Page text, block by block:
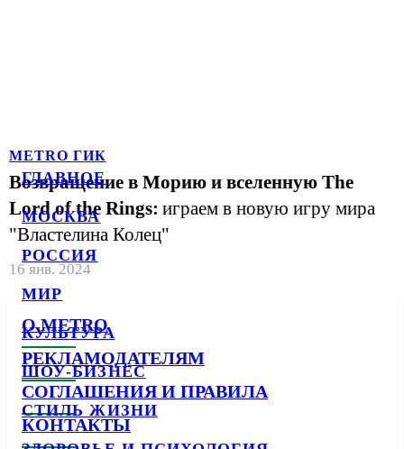
ГЛАВНОЕ
МОСКВА
РОССИЯ
МИР
КУЛЬТУРА
ШОУ-БИЗНЕС
СТИЛЬ ЖИЗНИ
METRO ГИК
Возвращение в Морию и вселенную The
Lord of the Rings: играем в новую игру мира
"Властелина Колец"
16 янв. 2024
О METRO
РЕКЛАМОДАТЕЛЯМ
СОГЛАШЕНИЯ И ПРАВИЛА
КОНТАКТЫ